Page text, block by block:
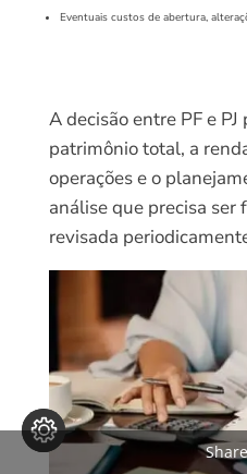
Eventuais custos de abertura,
A decisão entre PF e
patrimônio total, a
operações e o
análise que precisa ser
revisada